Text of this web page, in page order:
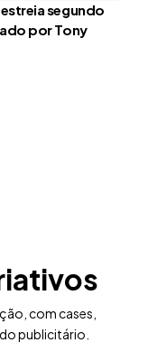
segundo
por Tony
com cases,
publicitário.